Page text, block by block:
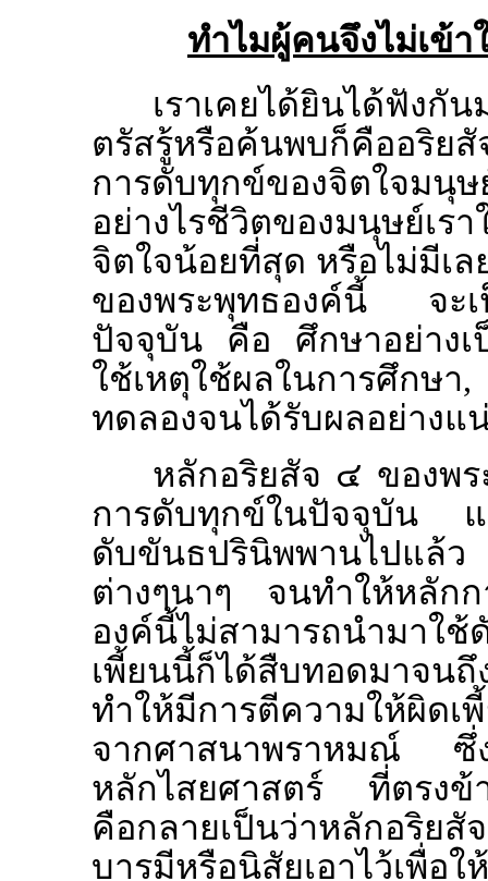
ทำไมผู้คนจึงไม่เข้า
เราเคยได้ยินได้ฟังกั
ตรัสรู้หรือค้นพบก็คืออริ
การดับทุกข์ของจิตใจม
อย่างไรชีวิตของมนุษย์เ
จิตใจน้อยที่สุด หรือไม่มีเ
ของพระพุทธองค์นี้ จะเ
ปัจจุบัน คือ ศึกษาอย่างเ
ใช้เหตุใช้ผลในการศึกษา
ทดลองจนได้รับผลอย่างแ
หลักอริยสัจ ๔ ของพร
การดับทุกข์ในปัจจุบัน แ
ดับขันธปรินิพพานไปแล้
ต่างๆนาๆ จนทำให้หลัก
องค์นี้ไม่สามารถนำมา
เพี้ยนนี้ก็ได้สืบทอดมาจ
ทำให้มีการตีความให้ผิดเ
จากศาสนาพราหมณ์ ซึ่ง
หลักไสยศาสตร์ ที่ตรงข้
คือกลายเป็นว่าหลักอริย
บารมีหรือนิสัยเอาไว้เพื่อ